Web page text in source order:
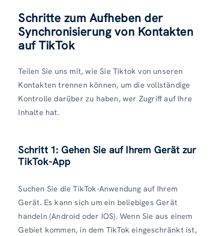
Schritte zum Aufheben der
Synchronisierung von Kontakten
auf TikTok
Teilen Sie uns mit, wie Sie Tiktok von unseren
Kontakten trennen können, um die vollständige
Kontrolle darüber zu haben, wer Zugriff auf Ihre
Inhalte hat.
Schritt 1: Gehen Sie auf Ihrem Gerät zur
TikTok-App
Suchen Sie die TikTok-Anwendung auf Ihrem
Gerät. Es kann sich um ein beliebiges Gerät
handeln (Android oder IOS). Wenn Sie aus einem
Gebiet kommen, in dem TikTok eingeschränkt ist,